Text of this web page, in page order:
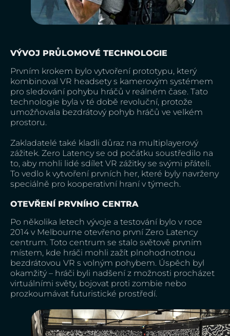
VÝVOJ PRŮLOMOVÉ TECHNOLOGIE
Prvním krokem bylo vytvoření prototypu, který
kombinoval VR headsety s kamerovým systémem
pro sledování pohybu hráčů v reálném čase. Tato
technologie byla v té době revoluční, protože
umožňovala bezdrátový pohyb hráčů ve velkém
prostoru.
Zakladatelé také kladli důraz na multiplayerový
zážitek. Zero Latency se od počátku soustředilo na
to, aby mohli lidé sdílet VR zážitky se svými přáteli.
To vedlo k vytvoření prvních her, které byly navrženy
speciálně pro kooperativní hraní v týmech.
OTEVŘENÍ PRVNÍHO CENTRA
Po několika letech vývoje a testování bylo v roce
2014 v Melbourne otevřeno první Zero Latency
centrum. Toto centrum se stalo světově prvním
místem, kde hráči mohli zažít plnohodnotnou
bezdrátovou VR s volným pohybem. Úspěch byl
okamžitý – hráči byli nadšení z možnosti procházet
virtuálními světy, bojovat proti zombie nebo
prozkoumávat futuristické prostředí.